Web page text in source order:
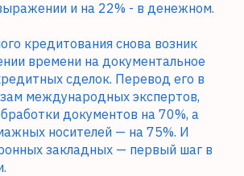
и на 22% - в денежном.
кредитования снова возник
времени на документальное
сделок. Перевод его в
международных экспертов,
документов на 70%, а
носителей — на 75%. И
закладных — первый шаг в